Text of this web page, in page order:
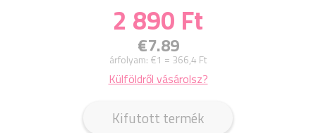
2 890 Ft
€7.89
árfolyam: €1 = 366,4 Ft
Külföldről vásárolsz?
Kifutott termék